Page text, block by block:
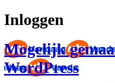
Inloggen
Mogelijk
WordPress